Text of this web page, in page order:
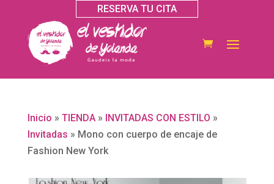
RESERVA TU CITA
Inicio » TIENDA» INVITADAS CON ESTILO »
Invitadas » Mono con cuerpo de encaje de
Fashion New York